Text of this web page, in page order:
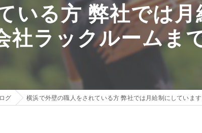
事業案内
いる方 弊社では
社ラックルームま
グ 横浜で外壁の職人をされている方 弊社では月給制にしていま